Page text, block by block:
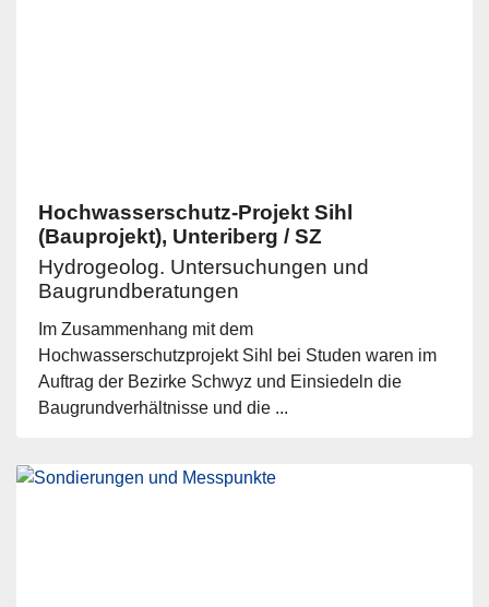
Hochwasserschutz-Projekt Sihl
(Bauprojekt), Unteriberg / SZ
Hydrogeolog. Untersuchungen und
Baugrundberatungen
Im Zusammenhang mit dem
Hochwasserschutzprojekt Sihl bei Studen waren im
Auftrag der Bezirke Schwyz und Einsiedeln die
Baugrundverhältnisse und die ...